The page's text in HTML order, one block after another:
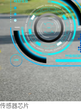
传感器芯片